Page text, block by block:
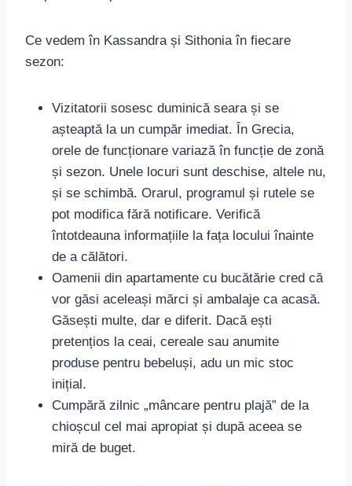
Ce vedem în Kassandra și Sithonia în fiecare
sezon:
Vizitatorii sosesc duminică seara și se
așteaptă la un cumpăr imediat. În Grecia,
orele de funcționare variază în funcție de zonă
și sezon. Unele locuri sunt deschise, altele nu,
și se schimbă. Orarul, programul și rutele se
pot modifica fără notificare. Verifică
întotdeauna informațiile la fața locului înainte
de a călători.
Oamenii din apartamente cu bucătărie cred că
vor găsi aceleași mărci și ambalaje ca acasă.
Găsești multe, dar e diferit. Dacă ești
pretențios la ceai, cereale sau anumite
produse pentru bebeluși, adu un mic stoc
inițial.
Cumpără zilnic „mâncare pentru plajă” de la
chioșcul cel mai apropiat și după aceea se
miră de buget.